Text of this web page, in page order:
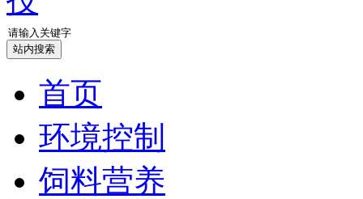
首页
环境控制
饲料营养